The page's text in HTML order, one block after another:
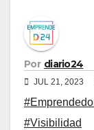
Por diario24
JUL 21, 2023
#Visibilidad